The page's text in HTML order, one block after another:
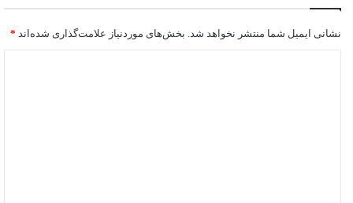
نشانی ایمیل شما منتشر نخواهد شد. بخش‌های موردنیاز علامت‌گذاری شده‌اند *